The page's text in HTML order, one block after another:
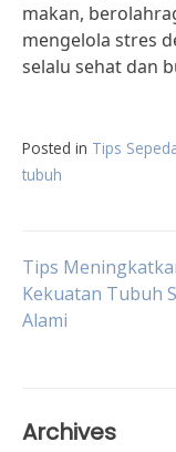
makan,
mengelola stres
selalu sehat dan
Posted in Tips
tubuh
Post
Tips
Kekuatan Tubuh
Alami
Archives